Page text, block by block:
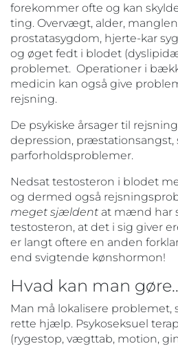
forekommer ofte og kan
ting. Overvægt, alder,
prostatasygdom, hjerte-kar
og øget fedt i blodet
problemet. Operationer i
medicin kan også give
rejsning.
De psykiske årsager til
depression, præstationsangst,
parforholdsproblemer.
Nedsat testosteron i blodet
og dermed også
meget sjældent at mænd har
testosteron, at det i sig giver
er langt oftere en anden
end svigtende kønshormon!
Hvad kan man
Man må lokalisere problemet,
rette hjælp. Psykoseksuel
(rygestop, vægttab, motion,